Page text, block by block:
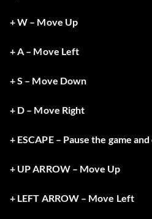
+ W – Move Up
+ A – Move Left
+ S – Move Down
+ D – Move Right
+ ESCAPE – Pause the game
+ UP ARROW – Move Up
+ LEFT ARROW – Move Left